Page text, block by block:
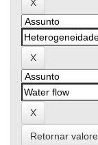
Retornar